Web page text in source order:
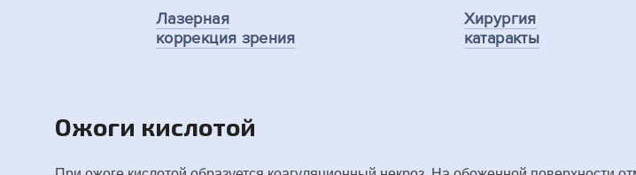
Лазерная
коррекция зрения
Хирургия
катаракты
Ожоги кислотой